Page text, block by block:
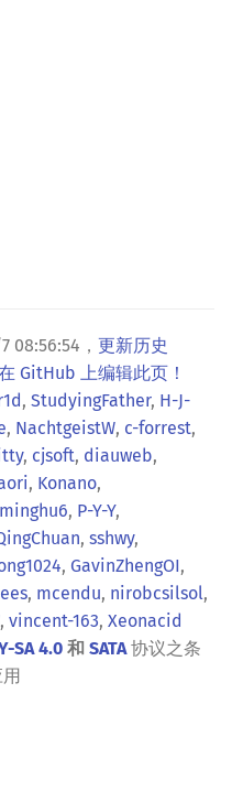
08:56:54 ， 更新历史
GitHub 上编辑此页！
, StudyingFather, H-J-
, NachtgeistW, c-forrest,
, cjsoft, diauweb,
, Konano,
minghu6, P-Y-Y,
, sshwy,
, GavinZhengOI,
, mcendu, nirobcsilsol,
, vincent-163, Xeonacid
SA 4.0 和 SATA协议之条